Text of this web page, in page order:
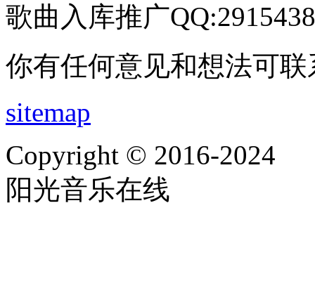
歌曲入库推广
你有任何意见和想法可
sitemap
Copyright © 2016-2024
阳光音乐在线